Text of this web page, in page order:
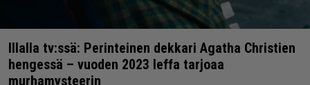
Illalla tv:ssä: Perinteinen dekkari Agatha Christien
hengessä – vuoden 2023 leffa tarjoaa
murhamysteerin